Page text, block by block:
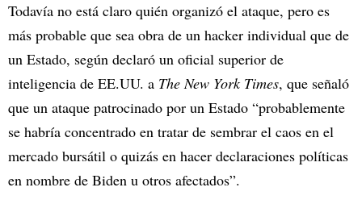
Todavía no está claro quién organizó el ataque, pero es
más probable que sea obra de un hacker individual que de
un Estado, según declaró un oficial superior de
inteligencia de EE.UU. a The New York Times, que señaló
que un ataque patrocinado por un Estado “probablemente
se habría concentrado en tratar de sembrar el caos en el
mercado bursátil o quizás en hacer declaraciones políticas
en nombre de Biden u otros afectados”.